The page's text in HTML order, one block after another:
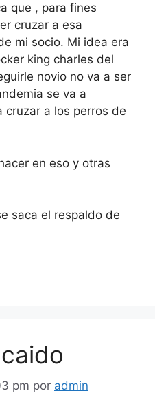
que , para fines
cruzar a esa
mi socio. Mi idea era
king charles del
novio no va a ser
se va a
cruzar a los perros de
en eso y otras
saca el respaldo de
pm por admin